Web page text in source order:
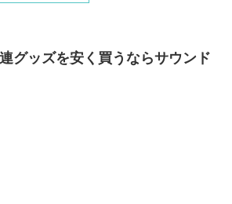
グッズを安く買うならサウンド